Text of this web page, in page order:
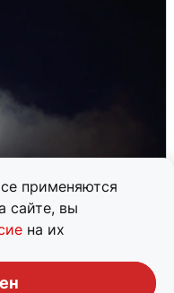
применяются
сайте, вы
на их
сигнала